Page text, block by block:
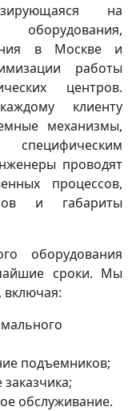
на
в Москве и
работы
центров.
клиенту
механизмы,
проводят
процессов,
и габариты
оборудования
сроки. Мы
включая:
подъемников;
обслуживание.